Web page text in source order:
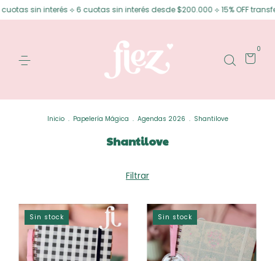
sin interés ⟡ 6 cuotas sin interés desde $200.000 ⟡ 15% OFF
0
Inicio . Papelería Mágica . Agendas 2026 . Shantilove
Shantilove
Filtrar
Sin stock Sin stock